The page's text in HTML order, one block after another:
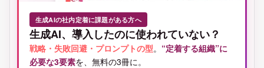
生成AIの社内定着に課題がある方へ
生成AI、導入したのに使われていない？
戦略・失敗回避・プロンプトの型。 “定着する組織”に
必要な3要素を、無料の3冊に。